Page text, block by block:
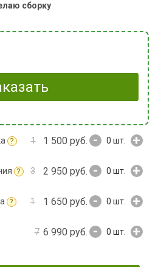
сборку
?
1
1 500 руб. - 0 шт. +
?
3
2 950 руб. - 0 шт. +
?
1
1 650 руб. - 0 шт. +
7 6 990 руб. - 0 шт. +